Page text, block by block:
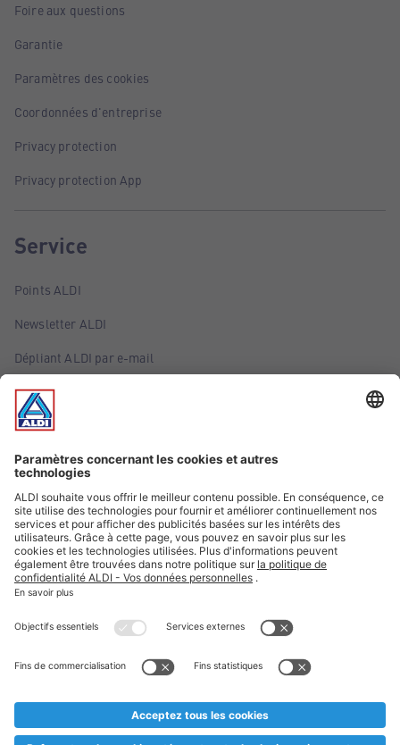
Foire aux questions
Garantie
Paramètres des cookies
Coordonnées d'entreprise
Privacy protection
Privacy protection App
Service
Points ALDI
Newsletter ALDI
Dépliant ALDI par e-mail
Offres
Infos essentielles
Suivez ALDI Belgique
Textes marqués d'un astérisque et mentions légales
* Nous vendons ces articles temporairement et jusqu'à
au cas où, malgré le planning bien étudié, nous serions
prématurément en rupture de stock. Prix Recupel et TVA incl.
** Sur ce site, l’utilisation de la forme masculine a été adoptée